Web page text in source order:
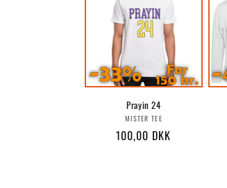
Prayin 24
Forhandler:
MISTER TEE
Normalpris
100,00 DKK